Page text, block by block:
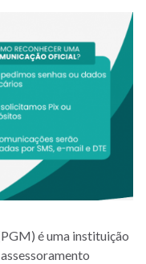
é uma instituição